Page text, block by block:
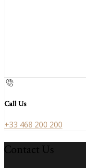
Call Us
+33 468 200 200
Contact Us